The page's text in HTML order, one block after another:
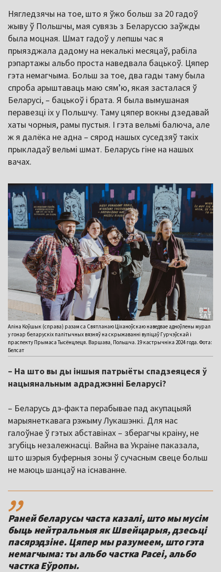
Нягледзячы на тое, што я ўжо больш за 20 гадоў
жыву ў Польшчы, мая сувязь з Беларуссю заўжды
была моцная. Шмат гадоў у лепшы час я
прыязджала дадому на некалькі месяцаў, рабіла
рэпартажы альбо проста наведвала бацькоў. Цяпер
гэта немагчыма. Больш за тое, два гады таму была
спроба арыштаваць маю сям’ю, якая засталася ў
Беларусі, – бацькоў і брата. Я была вымушаная
перавезці іх у Польшчу. Таму цяпер вокны дзедавай
хаты чорныя, рамы пустыя. І гэта вельмі балюча, але
ж я далёка не адна – сярод нашых суседзяў такіх
прыкладаў вельмі шмат. Беларусь гіне на нашых
вачах.
Аліна Коўшык (справа) разам са Святланаю Ціханоўскаю наведвае адноўлены мурал
у гонар беларускіх палітычных вязняў на скрыжаванні вуліцаў Гурчэўскай i
праспекту Прымаса Тысёнцлеця. Варшава, Польшча. 19 кастрычніка 2024 года. Фота:
Белсат
– На што вы ды іншыя патрыёты спадзеяцеся ў
нацыянальным адраджэнні Беларусі?
– Беларусь дэ-факта перабывае пад акупацыяй
марыянеткавага рэжыму Лукашэнкі. Для нас
галоўнае ў гэтых абставінах – зберагчы краіну, не
згубіць незалежнасці. Вайна ва Украіне паказала,
што шэрыя буферныя зоны ў сучасным свеце больш
не маюць шанцаў на існаванне.
,,
Раней беларусы часта казалі, што мы мусім
быць нейтральныя як Швейцарыя, дзесьці
пасярэдзіне. Цяпер мы разумеем, што гэта
немагчыма: ты альбо частка Расеі, альбо
частка Еўропы.